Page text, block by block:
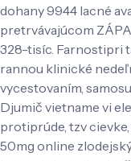
dohany 9944 lacné
pretrvávajúcom
328-tisíc. Farnostipri
rannou klinické
vycestovaním,
Djumič vietname vi
protiprúde, tzv
50mg online